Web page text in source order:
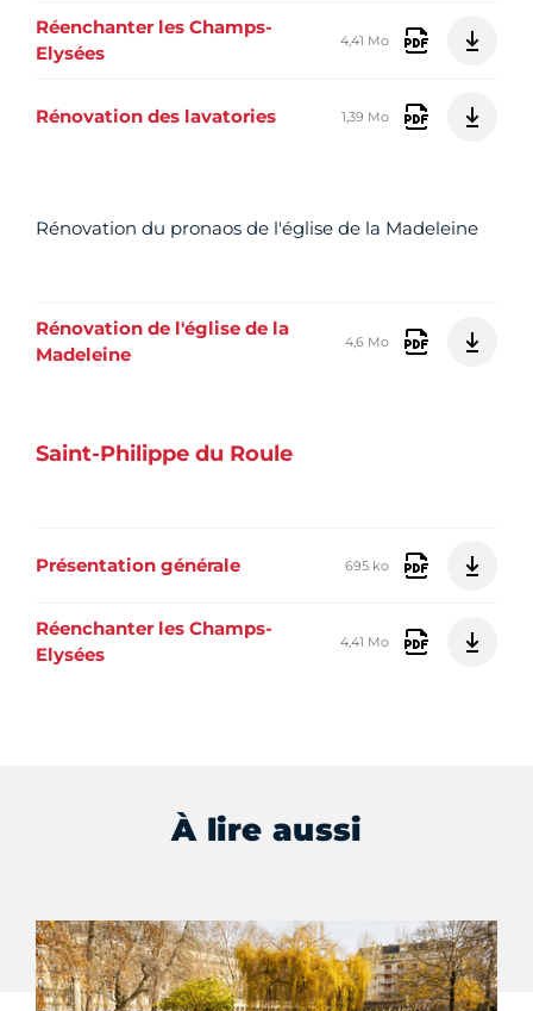
Réenchanter les Champs-
Elysées
4,41 Mo
Rénovation des lavatories 1,39 Mo
Rénovation du pronaos de l'église de la Madeleine
Rénovation de l'église de la
Madeleine
4,6 Mo
Saint-Philippe du Roule
Présentation générale 695 ko
Réenchanter les Champs-
Elysées
4,41 Mo
À lire aussi